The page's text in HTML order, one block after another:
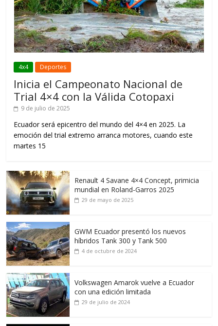
4x4 Deportes
Inicia el Campeonato Nacional de
Trial 4×4 con la Válida Cotopaxi
9 de julio de 2025
Ecuador será epicentro del mundo del 4×4 en 2025. La
emoción del trial extremo arranca motores, cuando este
martes 15
Renault 4 Savane 4×4 Concept, primicia
mundial en Roland-Garros 2025
29 de mayo de 2025
GWM Ecuador presentó los nuevos
híbridos Tank 300 y Tank 500
4 de octubre de 2024
Volkswagen Amarok vuelve a Ecuador
con una edición limitada
29 de julio de 2024